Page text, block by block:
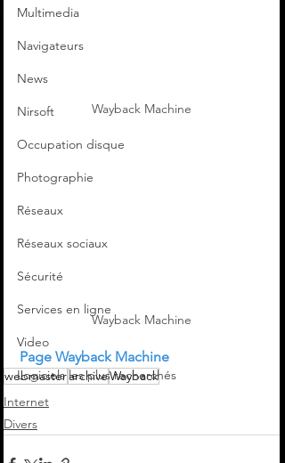
Multimedia
Navigateurs
News
Nirsoft
Occupation disque
Photographie
Réseaux
Réseaux sociaux
Sécurité
Services en ligne
Video
Logiciels les plus recherchés
Wayback Machine
Wayback Machine
Page Wayback Machine
webmasterarchiveWayback
Internet
Divers